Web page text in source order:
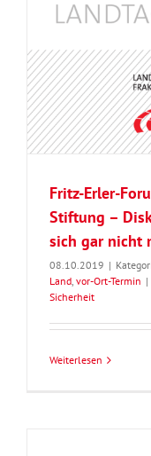
Fritz-Erler-
Stiftung –
sich gar nicht
08.10.2019 |
Land, vor-Ort-Termin |
Sicherheit
Weiterlesen